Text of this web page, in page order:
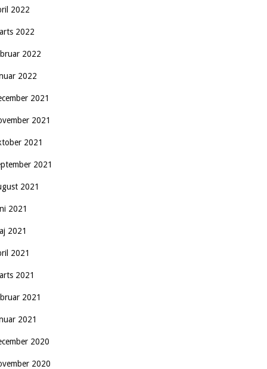
2022
2022
2022
2022
2021
2021
2021
2021
2021
2021
2021
2021
2021
2021
2021
2020
2020